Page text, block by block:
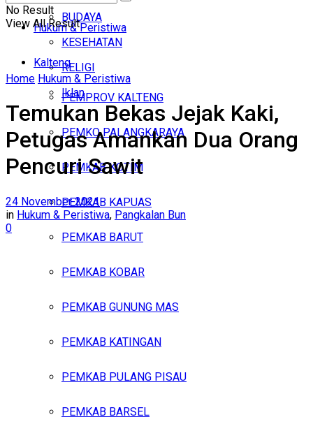
BUDAYA
KESEHATAN
RELIGI
Iklan
Minggu, Agustus 9, 2026
Hukum & Peristiwa
Kalteng
PEMPROV KALTENG
PEMKO PALANGKARAYA
PEMKAB KOTIM
PEMKAB KAPUAS
PEMKAB BARUT
PEMKAB KOBAR
PEMKAB GUNUNG MAS
PEMKAB KATINGAN
PEMKAB PULANG PISAU
PEMKAB BARSEL
No Result
View All Result
Home Hukum & Peristiwa
Temukan Bekas Jejak Kaki,
Petugas Amankan Dua Orang
Pencuri Sawit
24 November 2021
in Hukum & Peristiwa, Pangkalan Bun
0